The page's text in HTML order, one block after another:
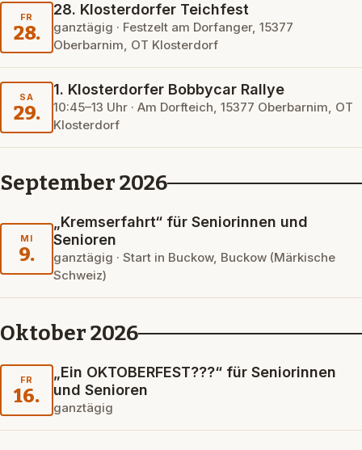
FR
28.
28. Klosterdorfer Teichfest
ganztägig · Festzelt am Dorfanger, 15377
Oberbarnim, OT Klosterdorf
SA
29.
1. Klosterdorfer Bobbycar Rallye
10:45–13 Uhr · Am Dorfteich, 15377 Oberbarnim, OT
Klosterdorf
September 2026
MI
9.
„Kremserfahrt“ für Seniorinnen und
Senioren
ganztägig · Start in Buckow, Buckow (Märkische
Schweiz)
Oktober 2026
FR
16.
„Ein OKTOBERFEST???“ für Seniorinnen
und Senioren
ganztägig